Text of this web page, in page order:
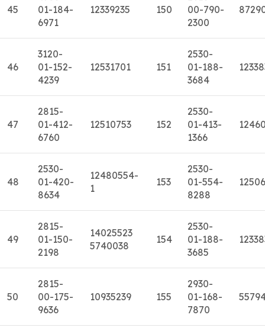
45
01-184-
6971
12339235 150
00-790-
2300
46
3120-
01-152-
4239
12531701 151
2530-
01-188-
3684
47
2815-
01-412-
6760
12510753 152
2530-
01-413-
1366
48
2530-
01-420-
8634
12480554-
1
153
2530-
01-554-
8288
49
2815-
01-150-
2198
14025523
5740038
154
2530-
01-188-
3685
50
2815-
00-175-
9636
10935239 155
2930-
01-168-
7870